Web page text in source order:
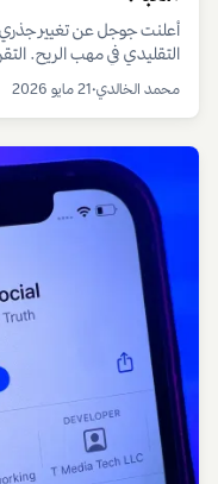
أعلنت جوجل عن تغيير
التقليدي في مهب الريح.
محمد الخالدي•21 مايو 2026